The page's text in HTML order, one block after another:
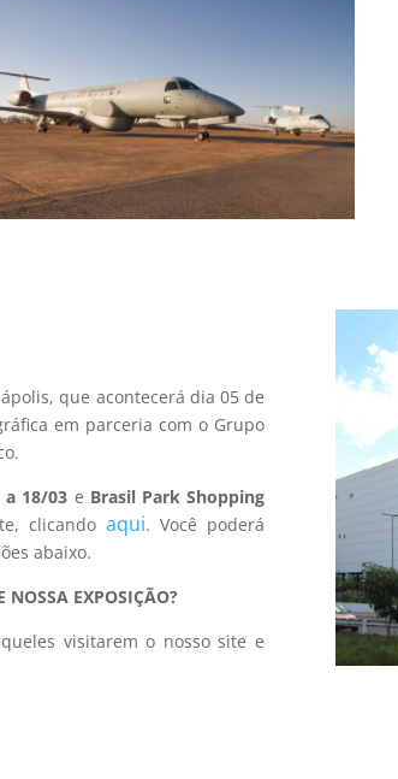
que acontecerá dia 05 de
em parceria com o Grupo
a 18/03 e Brasil Park Shopping
clicando aqui. Você poderá
abaixo.
NOSSA EXPOSIÇÃO?
visitarem o nosso site e